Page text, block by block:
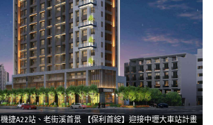
機捷A22站、老街溪首景 【保利首綻】迎接中壢大車站計畫